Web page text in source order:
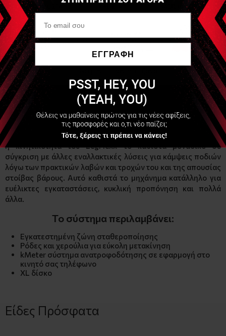
ακόμη και τις μυϊκές ίνες της μακράς κεφαλής του δικεφάλου
μηριαίου.
Χαρακτηριστικά
Πέρα από τα προαναφερθέντα οφέλη της έκκεντρης
προπόνησης, το LegFlexx επιτρέπει στους χρήστες να
ελέγχουν το εύρος κίνησης, επιτρέποντάς σας έτσι να
εργάζεστε με ασφάλεια για τη βελτίωση της δύναμης του
τελικού εύρους και να στοχεύετε τα αδύναμα σημεία με
ισομετρικές λαβές. Η υποδοχή τηλεφώνου στο LegFlexx θα
επιτρέψει στους χρήστες να λαμβάνουν άνετα άμεση
ανατροφοδότηση καθώς προπονούνται με το kMeter. Τέλος,
η κινητικότητα του LegFlexx το καθιστά μοναδικό σε
σύγκριση με άλλες εναλλακτικές λύσεις για κάμψεις ποδιών
λόγω των πρακτικών λαβών και τροχών του και της απουσίας
στοίβας βάρους. Αυτό καθιστά το μηχάνημα κατάλληλο για
ευέλικτες εγκαταστάσεις, κυκλική προπόνηση και πολλά
άλλα.
Το σύστημα περιλαμβάνει:
Εγκατεστημένη ζώνη σταθεροποίησης
Ρόδες και χερούλια για εύκολη μετακίνηση
kMeter σύστημα ανατροφοδότησης σε εφαρμογή στο
κινητό σας τηλέφωνο
XL δίσκο
Είδες Πρόσφατα
ΕΓΓΡΑΦΗ